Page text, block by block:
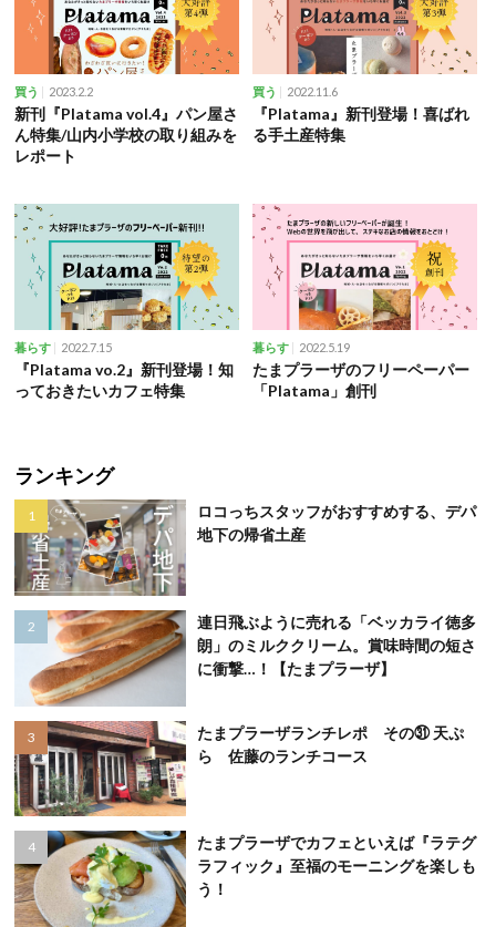
買う 2023.2.2
新刊『Platama vol.4』パン屋さ
ん特集/山内小学校の取り組みを
レポート
買う 2022.11.6
『Platama』新刊登場！喜ばれ
る手土産特集
暮らす 2022.7.15
『Platama vo.2』新刊登場！知
っておきたいカフェ特集
暮らす 2022.5.19
たまプラーザのフリーペーパー
「Platama」創刊
ランキング
ロコっちスタッフがおすすめする、デパ
地下の帰省土産
連日飛ぶように売れる「ベッカライ徳多
朗」のミルククリーム。賞味時間の短さ
に衝撃…！【たまプラーザ】
たまプラーザランチレポ その㉛ 天ぷ
ら 佐藤のランチコース
たまプラーザでカフェといえば『ラテグ
ラフィック』至福のモーニングを楽しも
う！